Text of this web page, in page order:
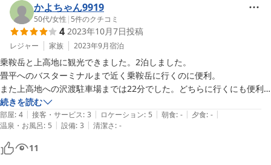
かよちゃん9919
50代/女性 | 5件のクチコミ
4 2023年10月7日投稿
レジャー 家族 2023年9月宿泊
乗鞍岳と上高地に観光できました。2泊しました。
畳平へのバスターミナルまで近く乗鞍岳に行くのに便利。
また上高地への沢渡駐車場までは22分でした。どちらに行くにも便利
でした。
そして1番のおすすめは、硫黄のにおいの温泉です。とても素晴らしく
体が温まりました。お布団は自分で敷きますが、フカフカでぐっすり眠
れました。素泊まりで安く快適に泊まるならここだと思います。また利
用します。
続きを読む
部屋: 4 | 接客・サービス: 3 | ロケーション: 5 | 朝食: - | 夕食: - |
温泉・お風呂: 5 | 設備: 3 | 清潔さ: -
11